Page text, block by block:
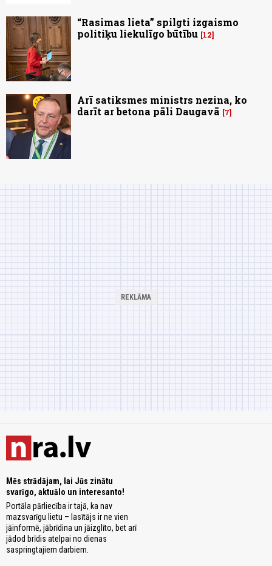
“Rasimas lieta” spilgti izgaismo
politiķu liekulīgo būtību 12
Arī satiksmes ministrs nezina, ko
darīt ar betona pāli Daugavā
7
Mēs strādājam, lai Jūs zinātu
svarīgo, aktuālo un interesanto!
Portāla pārliecība ir tajā, ka nav
mazsvarīgu lietu – lasītājs ir ne vien
jāinformē, jābrīdina un jāizglīto, bet arī
jādod brīdis atelpai no dienas
saspringtajiem darbiem.